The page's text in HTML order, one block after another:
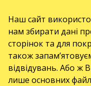
Наш сайт
нам збирати дані
сторінок та для
також
відвідувань. Або ж
лише основних
Є питання, побажання?
Contact us
Увага! Обробка звернень
на сторінціhttps://karabas.cz/